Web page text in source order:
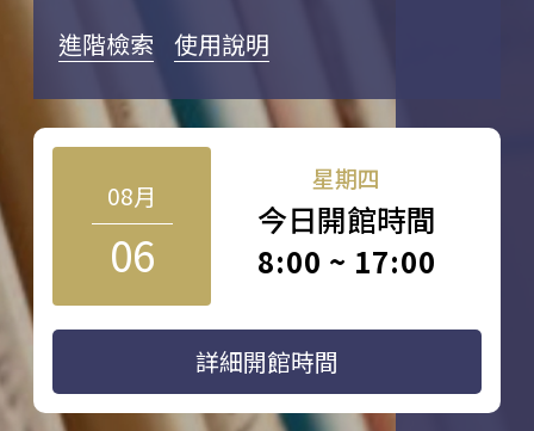
進階檢索 使用說明
08月
06
星期四
今日開館時間
8:00 ~ 17:00
詳細開館時間